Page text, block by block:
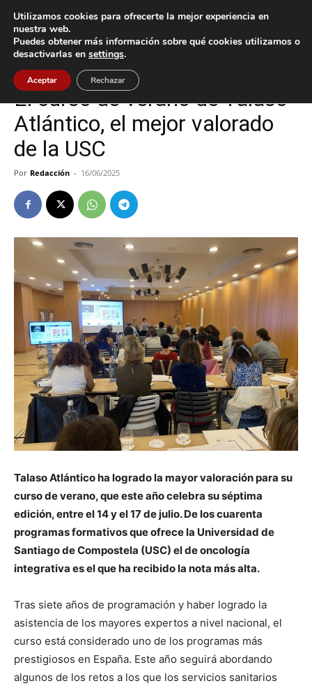
Inicio Oia
Oia
El curso de verano de Talaso
Atlántico, el mejor valorado
de la USC
Por Redacción - 16/06/2025
Talaso Atlántico ha logrado la mayor valoración para su
curso de verano, que este año celebra su séptima
edición, entre el 14 y el 17 de julio. De los cuarenta
programas formativos que ofrece la Universidad de
Santiago de Compostela (USC) el de oncología
integrativa es el que ha recibido la nota más alta.
Tras siete años de programación y haber logrado la
asistencia de los mayores expertos a nivel nacional, el
curso está considerado uno de los programas más
prestigiosos en España. Este año seguirá abordando
algunos de los retos a los que los servicios sanitarios
Utilizamos cookies para ofrecerte la mejor experiencia en
nuestra web.
Puedes obtener más información sobre qué cookies utilizamos o
desactivarlas en settings.
Aceptar Rechazar